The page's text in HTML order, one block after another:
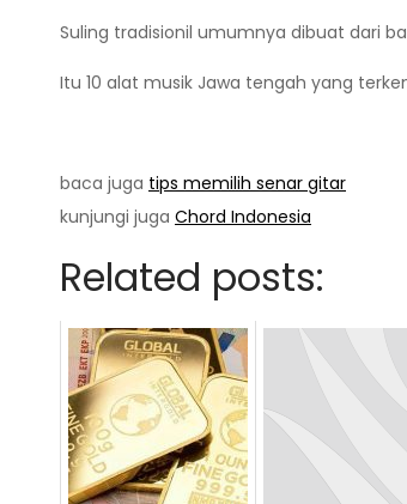
Suling tradisionil umumnya dibuat dari
Itu 10 alat musik Jawa tengah yang
baca juga tips memilih senar gitar
kunjungi juga Chord Indonesia
Related posts: